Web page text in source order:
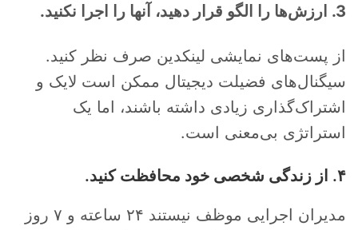
3. ارزش‌ها را الگو قرار دهید، آنها را اجرا نکنید.
از پست‌های نمایشی لینکدین صرف نظر کنید.
سیگنال‌های فضیلت دیجیتال ممکن است لایک و
اشتراک‌گذاری زیادی داشته باشند، اما یک
استراتژی بی‌معنی است.
۴. از زندگی شخصی خود محافظت کنید.
مدیران اجرایی موظف نیستند ۲۴ ساعته و ۷ روز